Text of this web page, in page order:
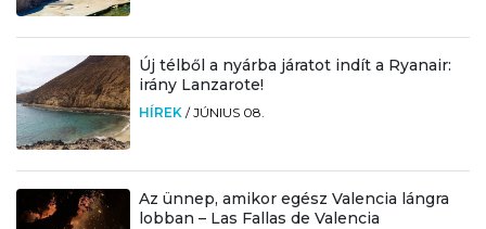
Új télből a nyárba járatot indít a Ryanair:
irány Lanzarote!
HÍREK /JÚNIUS 08.
Az ünnep, amikor egész Valencia lángra
lobban – Las Fallas de Valencia